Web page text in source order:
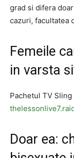
grad si difera
cazuri, facultatea
Femeile
in varsta
Pachetul TV
Doar ea: